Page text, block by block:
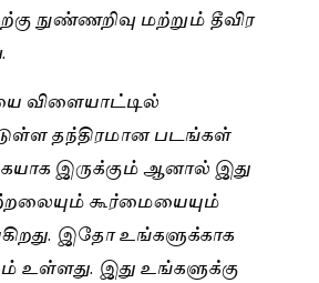
நுண்ணறிவு மற்றும் தீவிர
விளையாட்டில்
தந்திரமான படங்கள்
இருக்கும் ஆனால் இது
கூர்மையையும்
இதோ உங்களுக்காக
உள்ளது. இது உங்களுக்கு